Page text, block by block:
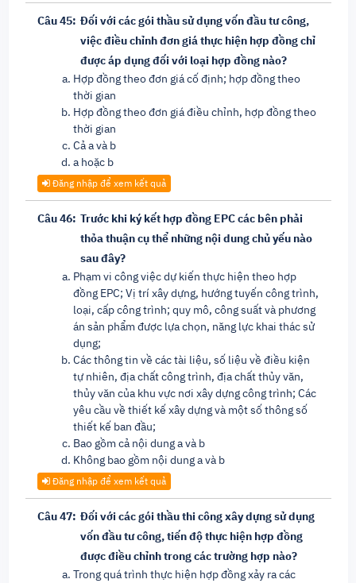
Câu 45: Đối với các gói thầu sử dụng vốn đầu tư công,
việc điều chỉnh đơn giá thực hiện hợp đồng chỉ
được áp dụng đối với loại hợp đồng nào?
Hợp đồng theo đơn giá cố định; hợp đồng theo
thời gian
Hợp đồng theo đơn giá điều chỉnh, hợp đồng theo
thời gian
Cả a và b
a hoặc b
Đăng nhập để xem kết quả
Câu 46: Trước khi ký kết hợp đồng EPC các bên phải
thỏa thuận cụ thể những nội dung chủ yếu nào
sau đây?
Phạm vi công việc dự kiến thực hiện theo hợp
đồng EPC; Vị trí xây dựng, hướng tuyến công trình,
loại, cấp công trình; quy mô, công suất và phương
án sản phẩm được lựa chọn, năng lực khai thác sử
dụng;
Các thông tin về các tài liệu, số liệu về điều kiện
tự nhiên, địa chất công trình, địa chất thủy văn,
thủy văn của khu vực nơi xây dựng công trình; Các
yêu cầu về thiết kế xây dựng và một số thông số
thiết kế ban đầu;
Bao gồm cả nội dung a và b
Không bao gồm nội dung a và b
Đăng nhập để xem kết quả
Câu 47: Đối với các gói thầu thi công xây dựng sử dụng
vốn đầu tư công, tiến độ thực hiện hợp đồng
được điều chỉnh trong các trường hợp nào?
Trong quá trình thực hiện hợp đồng xảy ra các